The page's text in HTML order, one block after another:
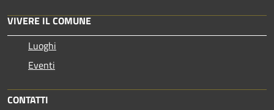
VIVERE IL COMUNE
Luoghi
Eventi
CONTATTI